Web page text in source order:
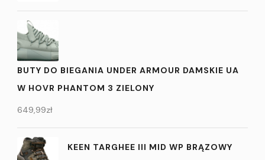
BUTY DO BIEGANIA UNDER ARMOUR DAMSKIE UA
W HOVR PHANTOM 3 ZIELONY
649,99zł
KEEN TARGHEE III MID WP BRĄZOWY